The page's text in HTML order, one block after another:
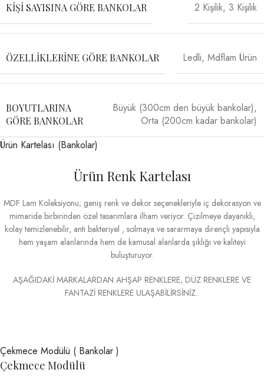
KIŞI SAYISINA GÖRE BANKOLAR 2 Kişilik, 3 Kişilik
ÖZELLIKLERINE GÖRE BANKOLAR Ledli, Mdflam Ürün
BOYUTLARINA
GÖRE BANKOLAR
Büyük (300cm den büyük bankolar),
Orta (200cm kadar bankolar)
Ürün Kartelası (Bankolar)
Ürün Renk Kartelası
MDF Lam Koleksiyonu; geniş renk ve dekor seçenekleriyle iç dekorasyon ve
mimaride birbirinden özel tasarımlara ilham veriyor. Çizilmeye dayanıklı,
kolay temizlenebilir, anti bakteriyel , solmaya ve sararmaya dirençli yapısıyla
hem yaşam alanlarında hem de kamusal alanlarda şıklığı ve kaliteyi
buluşturuyor.
AŞAĞIDAKİ MARKALARDAN AHŞAP RENKLERE, DÜZ RENKLERE VE
FANTAZİ RENKLERE ULAŞABİLİRSİNİZ..
Çekmece Modülü ( Bankolar )
Çekmece Modülü